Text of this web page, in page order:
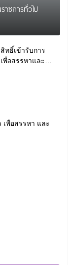
าชการทั่วไป
ทธิ์เข้ารับการ
พื่อสรรหาและ
เพื่อสรรหา และ